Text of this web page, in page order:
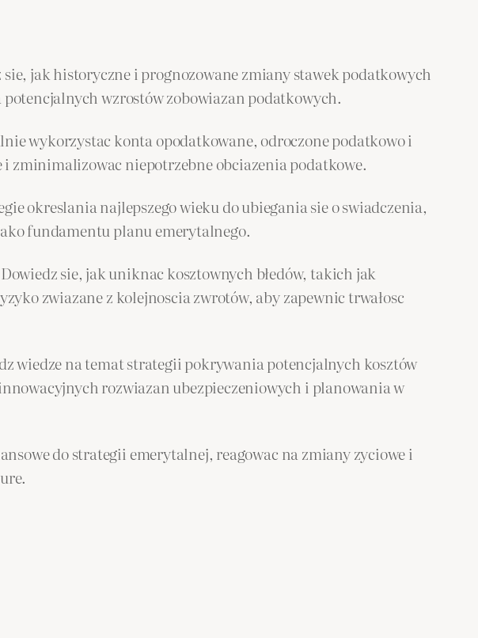
sie, jak historyczne i prognozowane zmiany stawek podatkowych
wzrostów zobowiazan podatkowych.
wykorzystac konta opodatkowane, odroczone podatkowo i
zminimalizowac niepotrzebne obciazenia podatkowe.
okreslania najlepszego wieku do ubiegania sie o swiadczenia,
fundamentu planu emerytalnego.
sie, jak uniknac kosztownych błedów, takich jak
zwiazane z kolejnoscia zwrotów, aby zapewnic trwałosc
wiedze na temat strategii pokrywania potencjalnych kosztów
rozwiazan ubezpieczeniowych i planowania w
do strategii emerytalnej, reagowac na zmiany zyciowe i